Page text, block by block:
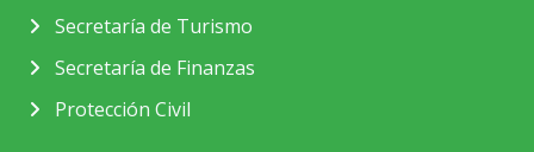
Secretaría de Turismo
Secretaría de Finanzas
Protección Civil